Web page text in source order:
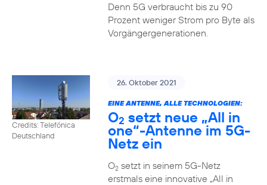
Denn 5G verbraucht bis zu 90
Prozent weniger Strom pro Byte als
Vorgängergenerationen.
Credits: Telefónica
Deutschland
26. Oktober 2021
EINE ANTENNE, ALLE TECHNOLOGIEN:
O2 setzt neue „All in
one“-Antenne im 5G-
Netz ein
O2setzt in seinem 5G-Netz
erstmals eine innovative „All in